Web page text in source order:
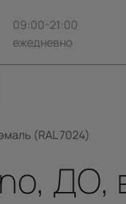
09:00-21:00
ежедневно
(RAL 7024)
ДО,